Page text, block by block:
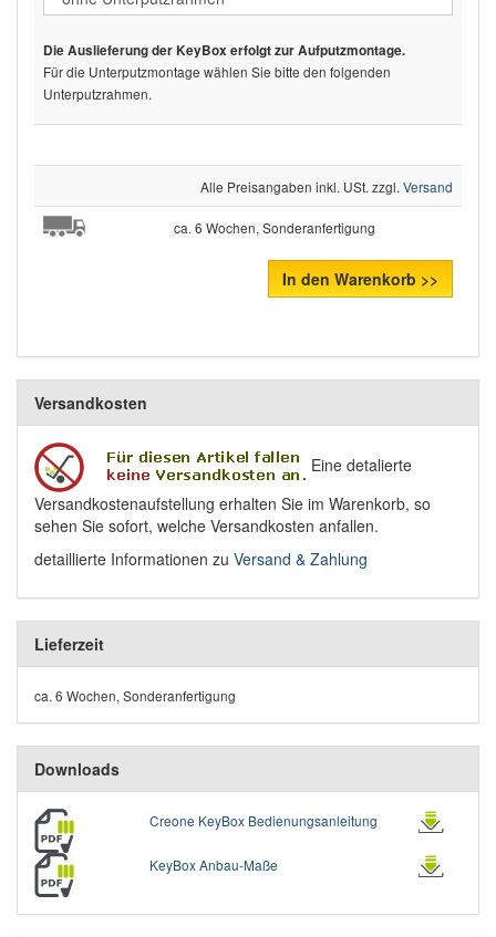
Die Auslieferung der KeyBox erfolgt zur Aufputzmontage.
Für die Unterputzmontage wählen Sie bitte den folgenden
Unterputzrahmen.
Alle Preisangaben inkl. USt. zzgl. Versand
ca. 6 Wochen, Sonderanfertigung
In den Warenkorb >>
Versandkosten
Eine detalierte
Versandkostenaufstellung erhalten Sie im Warenkorb, so
sehen Sie sofort, welche Versandkosten anfallen.
detaillierte Informationen zu Versand & Zahlung
Lieferzeit
ca. 6 Wochen, Sonderanfertigung
Downloads
Creone KeyBox Bedienungsanleitung
KeyBox Anbau-Maße